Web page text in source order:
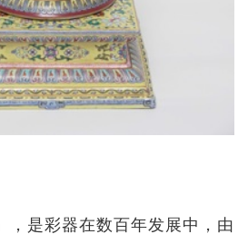
，是彩器在数百年发展中，由